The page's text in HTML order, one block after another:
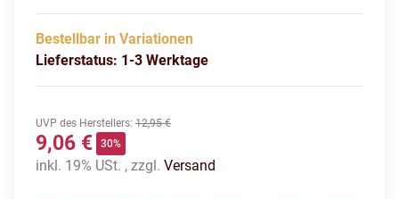
Bestellbar in Variationen
Lieferstatus: 1-3 Werktage
UVP des Herstellers: 12,95 €
9,06 € 30%
inkl. 19% USt. , zzgl. Versand